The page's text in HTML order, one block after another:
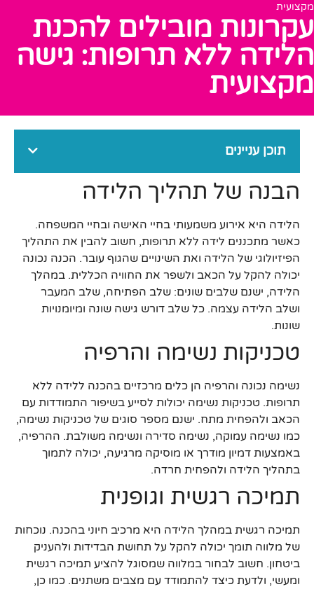
מקצועית
עקרונות מובילים להכנת
הלידה ללא תרופות: גישה
מקצועית
תוכן עניינים
הבנה של תהליך הלידה
הלידה היא אירוע משמעותי בחיי האישה ובחיי המשפחה.
כאשר מתכננים לידה ללא תרופות, חשוב להבין את התהליך
הפיזיולוגי של הלידה ואת השינויים שהגוף עובר. הכנה נכונה
יכולה להקל על הכאב ולשפר את החוויה הכללית. במהלך
הלידה, ישנם שלבים שונים: שלב הפתיחה, שלב המעבר
ושלב הלידה עצמה. כל שלב דורש גישה שונה ומיומנויות
שונות.
טכניקות נשימה והרפיה
נשימה נכונה והרפיה הן כלים מרכזיים בהכנה ללידה ללא
תרופות. טכניקות נשימה יכולות לסייע בשיפור התמודדות עם
הכאב ולהפחית מתח. ישנם מספר סוגים של טכניקות נשימה,
כמו נשימה עמוקה, נשימה סדירה ונשימה משולבת. ההרפיה,
באמצעות דמיון מודרך או מוסיקה מרגיעה, יכולה לתמוך
בתהליך הלידה ולהפחית חרדה.
תמיכה רגשית וגופנית
תמיכה רגשית במהלך הלידה היא מרכיב חיוני בהכנה. נוכחות
של מלווה תומך יכולה להקל על תחושת הבדידות ולהעניק
ביטחון. חשוב לבחור במלווה שמסוגל להציע תמיכה רגשית
ומעשי, ולדעת כיצד להתמודד עם מצבים משתנים. כמו כן,